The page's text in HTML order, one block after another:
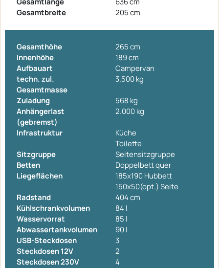
Gesamtbreite
205 cm
Gesamthöhe
265 cm
Innenhöhe
189 cm
Aufbauart
Campervan
techn. zul.
Gesamtmasse
3.500 kg
Zuladung
568 kg
Anhängerlast
(gebremst)
2.000 kg
Infrastruktur
Küche
Toilette
Sitzgruppe
Seitensitzgruppe
Betten
Doppelbett quer
Liegeflächen
185x190 Hubbett
150x50(opt.) Seite
Radstand
404 cm
Kühlschrankvolumen
84 l
Wasservorrat
85 l
Abwassertankvolumen
90 l
USB-Steckdosen
3
Steckdosen 12V
2
Steckdosen 230V
4